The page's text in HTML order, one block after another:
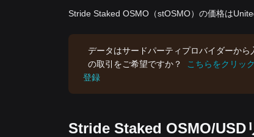
Stride Staked OSMO（stOSMO）の価格は
データはサードパーティプロバイダーか
の取引をご希望ですか？
こちらをクリック
登録
Stride Staked OSMO/USD